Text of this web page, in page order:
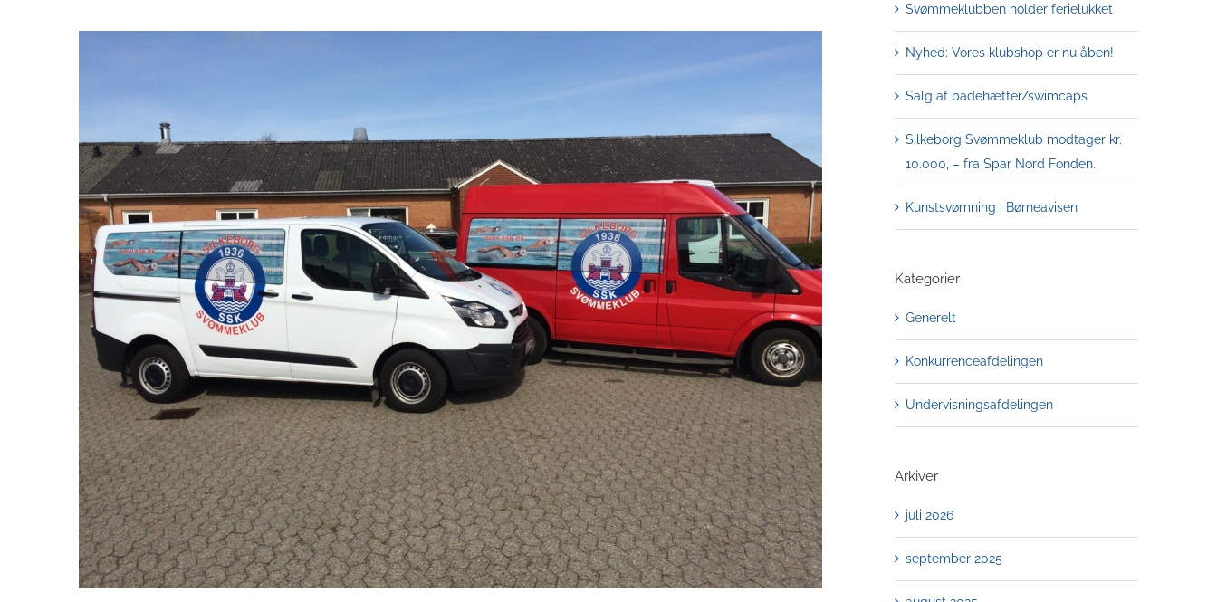
Svømmeklubben holder ferielukket
Nyhed: Vores klubshop er nu åben!
Salg af badehætter/swimcaps
Silkeborg Svømmeklub modtager kr.
10.000, – fra Spar Nord Fonden.
Kunstsvømning i Børneavisen
Kategorier
Generelt
Konkurrenceafdelingen
Undervisningsafdelingen
Arkiver
juli 2026
september 2025